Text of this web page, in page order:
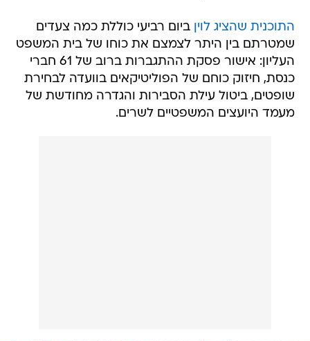
התוכנית שהציג לוין ביום רביעי כוללת כמה צעדים
שמטרתם בין היתר לצמצם את כוחו של בית המשפט
העליון: אישור פסקת ההתגברות ברוב של 61 חברי
כנסת, חיזוק כוחם של הפוליטיקאים בוועדה לבחירת
שופטים, ביטול עילת הסבירות והגדרה מחודשת של
מעמד היועצים המשפטיים לשרים.